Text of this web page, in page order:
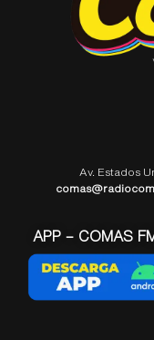
Av. Estados
APP – COMAS